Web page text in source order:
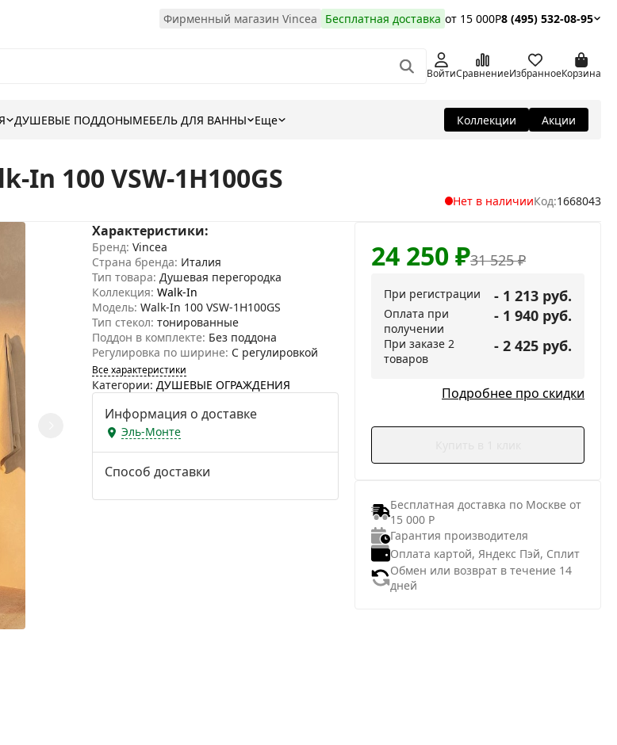
Фирменный магазин Vincea Бесплатная доставка от 15 000Р8 (495) 532-08-95
ВойтиСравнениеИзбранноеКорзина
ДУШЕВЫЕ ПОДДОНЫМЕБЕЛЬ ДЛЯ ВАННЫ Еще Коллекции Акции
100 VSW-1H100GS
Нет в наличииКод:1668043
Характеристики:
Бренд: Vincea
Страна бренда: Италия
Тип товара: Душевая перегородка
Коллекция: Walk-In
Модель: Walk-In 100 VSW-1H100GS
Тип стекол: тонированные
Поддон в комплекте: Без поддона
Регулировка по ширине: С регулировкой
Все характеристики
Категории: ДУШЕВЫЕ ОГРАЖДЕНИЯ
Информация о доставке
Эль-Монте
Способ доставки
31 525₽
24 250₽
При регистрации - 1 213 руб.
Оплата при
получении
- 1 940 руб.
При заказе 2
товаров
- 2 425 руб.
Подробнее про скидки
Бесплатная доставка по Москве от
15 000 Р
Гарантия производителя
Оплата картой, Яндекс Пэй, Сплит
Обмен или возврат в течение 14
дней